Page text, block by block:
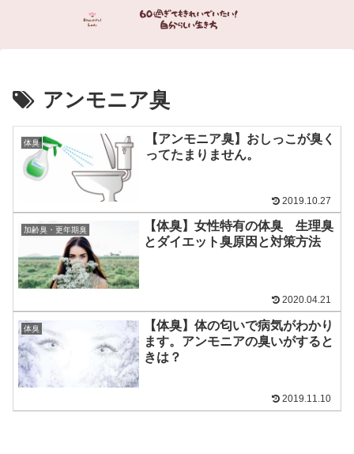
アンモニア臭
体臭
【アンモニア臭】おしっこが臭く
ってたまりません。
2019.10.27
加齢臭・更年期臭
【体臭】女性特有の体臭 生理臭
とダイエット臭原因と対策方法
2020.04.21
体臭
【体臭】体の匂いで病気がわかり
ます。アンモニアの臭いがすると
きは？
2019.11.10